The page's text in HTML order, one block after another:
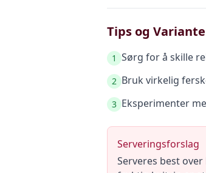
Tips og
1 Sørg for å skille
2 Bruk virkelig
3 Eksperimenter
Serveringsforslag
Serveres best